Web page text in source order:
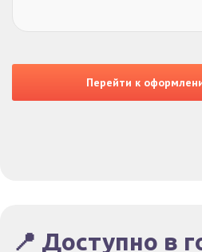
Перейти к
📍 Доступно в